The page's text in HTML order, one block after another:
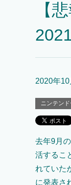
【
2020年10
ニンテン
去年9月
活するこ
れていた
に発表さ